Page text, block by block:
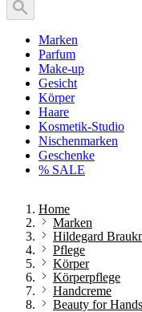
Marken
Parfum
Make-up
Gesicht
Körper
Haare
Kosmetik-Studio
Nischenmarken
Geschenke
% SALE
Home
Marken
Hildegard
Pflege
Körper
Körperpflege
Handcreme
Beauty for